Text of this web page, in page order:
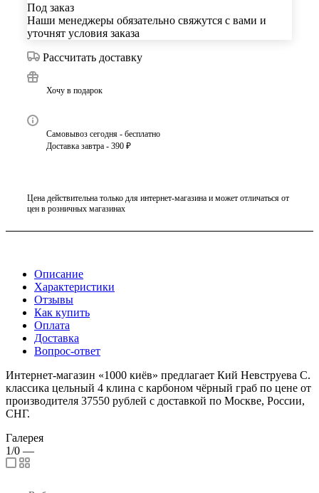
Под заказ
Наши менеджеры обязательно свяжутся с вами и
уточнят условия заказа
Рассчитать доставку
Хочу в подарок
Самовывоз сегодня - бесплатно
Доставка завтра - 390 ₽
Цена действительна только для интернет-магазина и может отличаться от
цен в розничных магазинах
Описание
Характеристики
Отзывы
Как купить
Оплата
Доставка
Вопрос-ответ
Интернет-магазин «1000 киёв» предлагает Кий Невструева С.
классика цельный 4 клина с карбоном чёрный граб по цене от
производителя 37550 рублей с доставкой по Москве, России,
СНГ.
Галерея
1/0 —